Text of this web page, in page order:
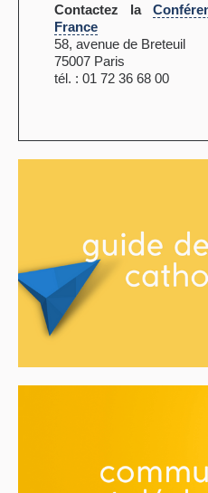
Contactez la
France
58, avenue de Breteuil
75007 Paris
tél. : 01 72 36 68 00